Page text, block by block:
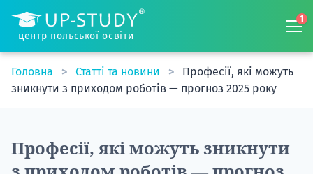
центр польської освіти
1
Головна Статті та новини
Професії, які можуть
зникнути з приходом роботів — прогноз 2025 року
Професії, які можуть зникнути